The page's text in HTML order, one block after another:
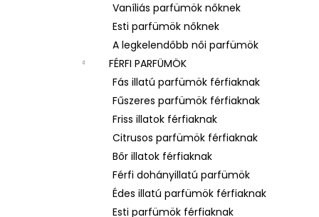
Vaníliás parfümök nőknek
Esti parfümök nőknek
A legkelendőbb női parfümök
FÉRFI PARFÜMÖK
Fás illatú parfümök férfiaknak
Fűszeres parfümök férfiaknak
Friss illatok férfiaknak
Citrusos parfümök férfiaknak
Bőr illatok férfiaknak
Férfi dohányillatú parfümök
Édes illatú parfümök férfiaknak
Esti parfümök férfiaknak